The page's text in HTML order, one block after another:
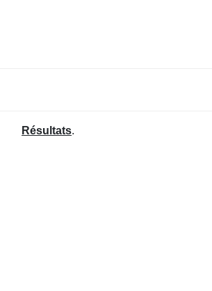
Résultats.